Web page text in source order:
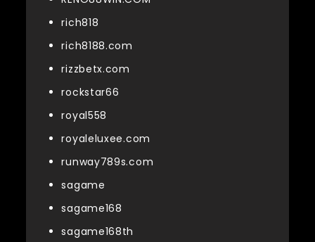
rich818
rich8188.com
rizzbetx.com
rockstar66
royal558
royaleluxee.com
runway789s.com
sagame
sagame168
sagame168th